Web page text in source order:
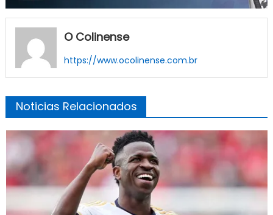
O Colinense
https://www.ocolinense.com.br
Noticias Relacionados